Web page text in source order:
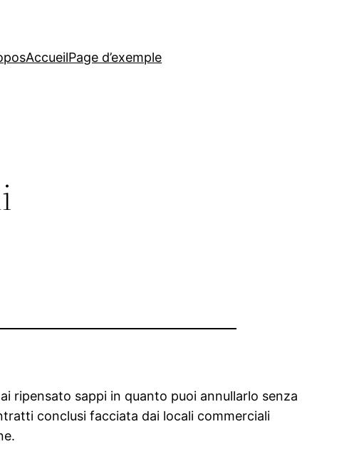
AccueilPage d’exemple
ripensato sappi in quanto puoi annullarlo senza
conclusi facciata dai locali commerciali